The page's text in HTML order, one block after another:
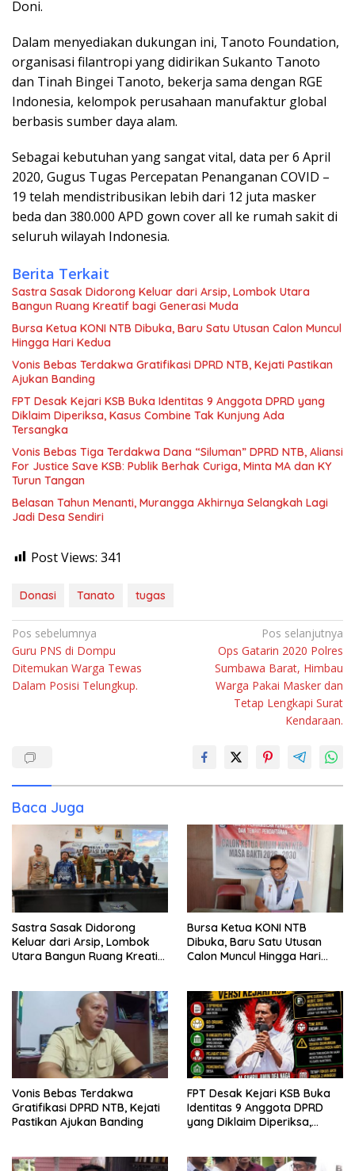
Doni.
Dalam menyediakan dukungan ini, Tanoto Foundation,
organisasi filantropi yang didirikan Sukanto Tanoto
dan Tinah Bingei Tanoto, bekerja sama dengan RGE
Indonesia, kelompok perusahaan manufaktur global
berbasis sumber daya alam.
Sebagai kebutuhan yang sangat vital, data per 6 April
2020, Gugus Tugas Percepatan Penanganan COVID –
19 telah mendistribusikan lebih dari 12 juta masker
beda dan 380.000 APD gown cover all ke rumah sakit di
seluruh wilayah Indonesia.
Berita Terkait
Sastra Sasak Didorong Keluar dari Arsip, Lombok Utara
Bangun Ruang Kreatif bagi Generasi Muda
Bursa Ketua KONI NTB Dibuka, Baru Satu Utusan Calon Muncul
Hingga Hari Kedua
Vonis Bebas Terdakwa Gratifikasi DPRD NTB, Kejati Pastikan
Ajukan Banding
FPT Desak Kejari KSB Buka Identitas 9 Anggota DPRD yang
Diklaim Diperiksa, Kasus Combine Tak Kunjung Ada
Tersangka
Vonis Bebas Tiga Terdakwa Dana “Siluman” DPRD NTB, Aliansi
For Justice Save KSB: Publik Berhak Curiga, Minta MA dan KY
Turun Tangan
Belasan Tahun Menanti, Murangga Akhirnya Selangkah Lagi
Jadi Desa Sendiri
Post Views: 341
Donasi Tanato tugas
Navigasi
pos
Pos sebelumnya
Guru PNS di Dompu
Ditemukan Warga Tewas
Dalam Posisi Telungkup.
Pos selanjutnya
Ops Gatarin 2020 Polres
Sumbawa Barat, Himbau
Warga Pakai Masker dan
Tetap Lengkapi Surat
Kendaraan.
Baca Juga
Sastra Sasak Didorong
Keluar dari Arsip, Lombok
Utara Bangun Ruang Kreatif
Bursa Ketua KONI NTB
Dibuka, Baru Satu Utusan
Calon Muncul Hingga Hari
Vonis Bebas Terdakwa
Gratifikasi DPRD NTB, Kejati
Pastikan Ajukan Banding
FPT Desak Kejari KSB Buka
Identitas 9 Anggota DPRD
yang Diklaim Diperiksa,